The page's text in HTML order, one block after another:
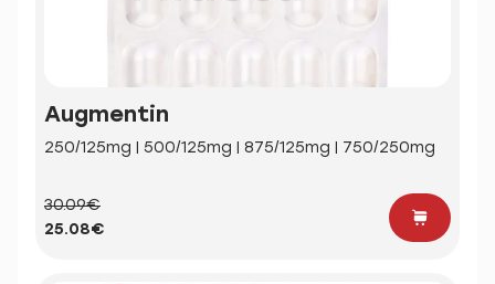
Augmentin
250/125mg | 500/125mg | 875/125mg | 750/250mg
30.09€
25.08€